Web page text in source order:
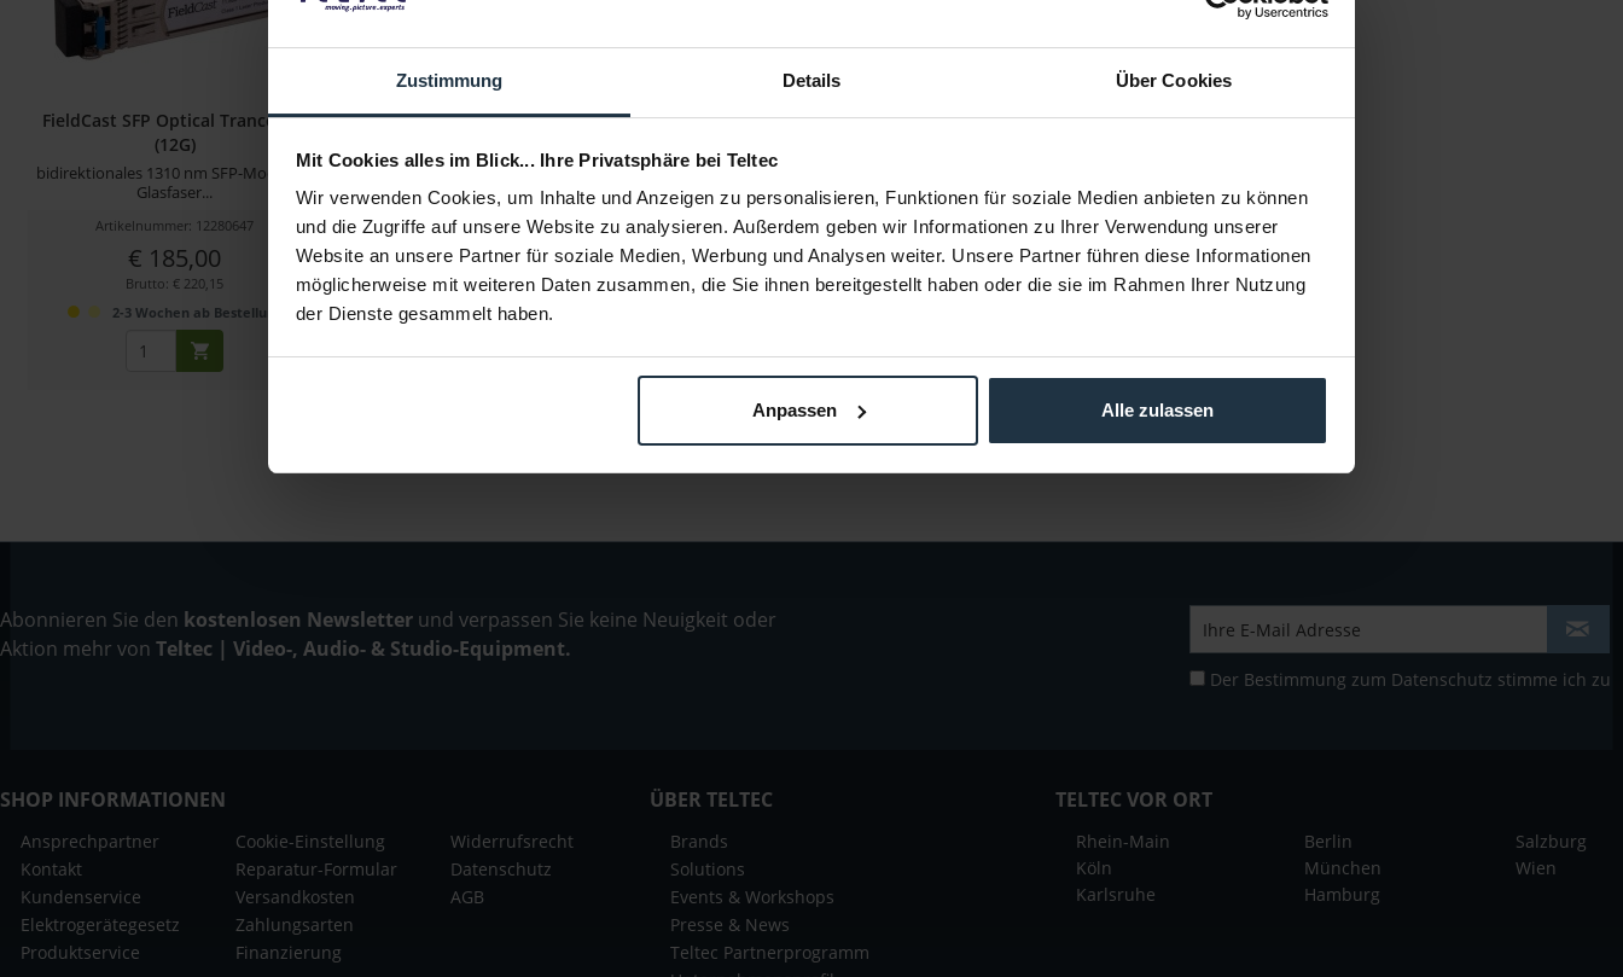
Zustimmung Details Über Cookies
Mit Cookies alles im Blick... Ihre Privatsphäre bei Teltec
Wir verwenden Cookies, um Inhalte und Anzeigen zu personalisieren, Funktionen für soziale Medien anbieten zu können
und die Zugriffe auf unsere Website zu analysieren. Außerdem geben wir Informationen zu Ihrer Verwendung unserer
Website an unsere Partner für soziale Medien, Werbung und Analysen weiter. Unsere Partner führen diese Informationen
möglicherweise mit weiteren Daten zusammen, die Sie ihnen bereitgestellt haben oder die sie im Rahmen Ihrer Nutzung
der Dienste gesammelt haben.
Anpassen Alle zulassen
FieldCast SFP Optical Tranceiver
(12G)
bidirektionales 1310 nm SFP-Modul für
Glasfaser...
Artikelnummer: 12280647
€ 185,00
Brutto: € 220,15
2-3 Wochen ab Bestellung
FieldCast SFP Optical Tranceiver
bidirektionales 1310 nm SFP-Modul für
Glasfaser
Artikelnummer: 12280645
€ 64,71
Brutto: € 77,00
2-3 Wochen ab Bestellung
FieldCast SFP Optical Tranceiver
bidirektionales 1310 nm SFP-Modul für
Glasfaser
Artikelnummer: 12280646
€ 125,00
Brutto: € 148,75
Abonnieren Sie den kostenlosen Newsletter und verpassen Sie keine Neuigkeit oder
Aktion mehr von Teltec | Video-, Audio- & Studio-Equipment.
Der Bestimmung zum Datenschutz stimme ich zu
SHOP INFORMATIONEN
Ansprechpartner
Kontakt
Kundenservice
Elektrogerätegesetz
Produktservice
Cookie-Einstellung
Reparatur-Formular
Versandkosten
Zahlungsarten
Finanzierung
Widerrufsrecht
Datenschutz
AGB
ÜBER TELTEC
Brands
Solutions
Events & Workshops
Presse & News
Teltec Partnerprogramm
TELTEC VOR ORT
Rhein-Main
Köln
Karlsruhe
Berlin
München
Hamburg
Salzburg
Wien